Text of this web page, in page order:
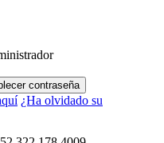
contraseña
¿Ha olvidado su